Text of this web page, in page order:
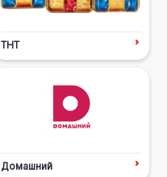
ТНТ
Домашний